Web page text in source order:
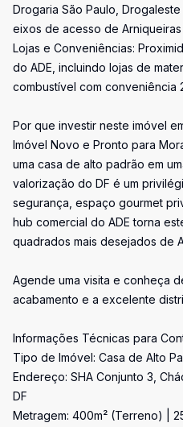
Drogaria São Paulo,
eixos de acesso de Arniqueiras
Lojas e Conveniências:
do ADE, incluindo lojas de
combustível com conveniência
Por que investir neste imóvel
Imóvel Novo e Pronto para
uma casa de alto padrão em
valorização do DF é um
segurança, espaço gourmet
hub comercial do ADE torna
quadrados mais desejados de
Agende uma visita e conheça
acabamento e a excelente
Informações Técnicas para
Tipo de Imóvel: Casa de Alto
Endereço: SHA Conjunto 3,
DF
Metragem: 400m² (Terreno) |